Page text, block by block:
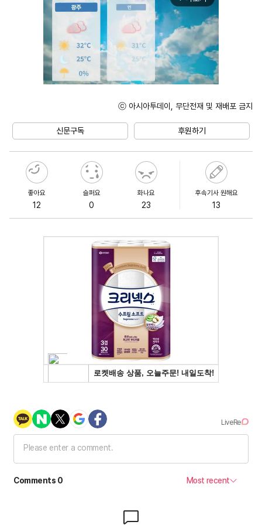
ⓒ 아시아투데이, 무단전재 및 재배포 금지
신문구독 후원하기
좋아요
12
슬퍼요
0
화나요
23
후속기사 원해요
13